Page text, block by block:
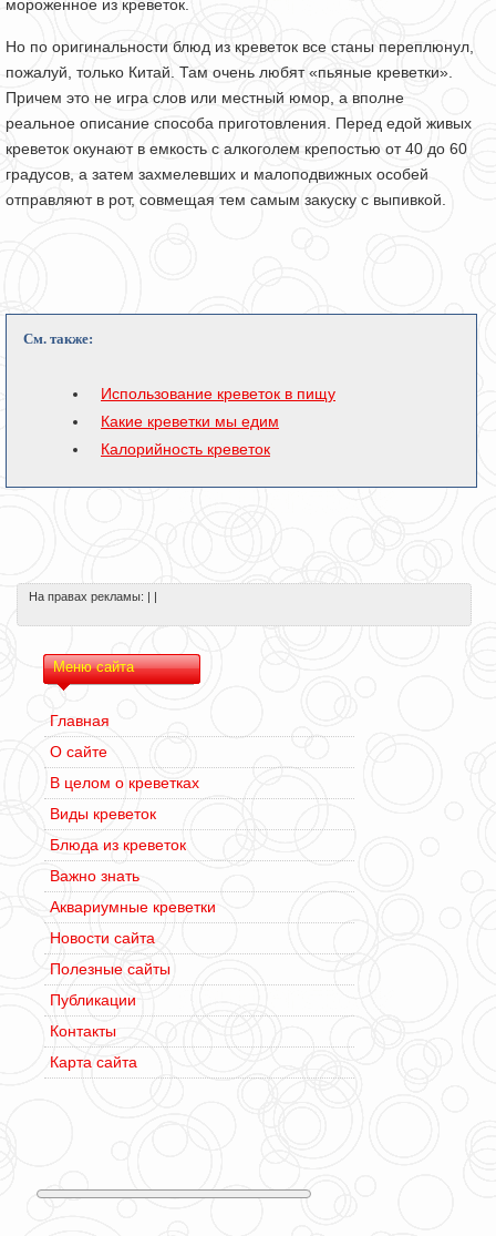
мороженное из креветок.
Но по оригинальности блюд из креветок все станы переплюнул,
пожалуй, только Китай. Там очень любят «пьяные креветки».
Причем это не игра слов или местный юмор, а вполне
реальное описание способа приготовления. Перед едой живых
креветок окунают в емкость с алкоголем крепостью от 40 до 60
градусов, а затем захмелевших и малоподвижных особей
отправляют в рот, совмещая тем самым закуску с выпивкой.
См. также:
Использование креветок в пищу
Какие креветки мы едим
Калорийность креветок
На правах рекламы: | |
Меню сайта
Главная
О сайте
В целом о креветках
Виды креветок
Блюда из креветок
Важно знать
Аквариумные креветки
Новости сайта
Полезные сайты
Публикации
Контакты
Карта сайта